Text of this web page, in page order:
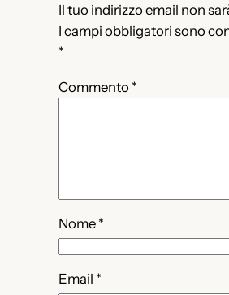
Il tuo indirizzo email non
I campi obbligatori sono
*
Commento *
Nome *
Email *